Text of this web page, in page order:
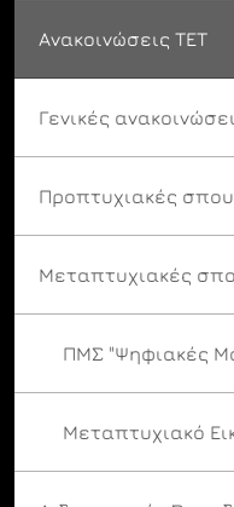
Ανακοινώσεις ΤΕΤ
Γενικές
Προπτυχιακές
Μεταπτυχιακές
ΠΜΣ "Ψηφιακές
Μεταπτυχιακό